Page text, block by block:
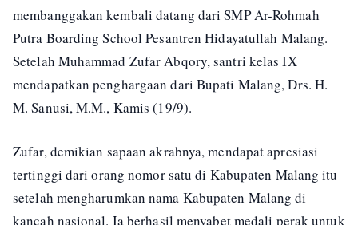
membanggakan kembali datang dari SMP Ar-Rohmah
Putra Boarding School Pesantren Hidayatullah Malang.
Setelah Muhammad Zufar Abqory, santri kelas IX
mendapatkan penghargaan dari Bupati Malang, Drs. H.
M. Sanusi, M.M., Kamis (19/9).
Zufar, demikian sapaan akrabnya, mendapat apresiasi
tertinggi dari orang nomor satu di Kabupaten Malang itu
setelah mengharumkan nama Kabupaten Malang di
kancah nasional. Ia berhasil menyabet medali perak untuk